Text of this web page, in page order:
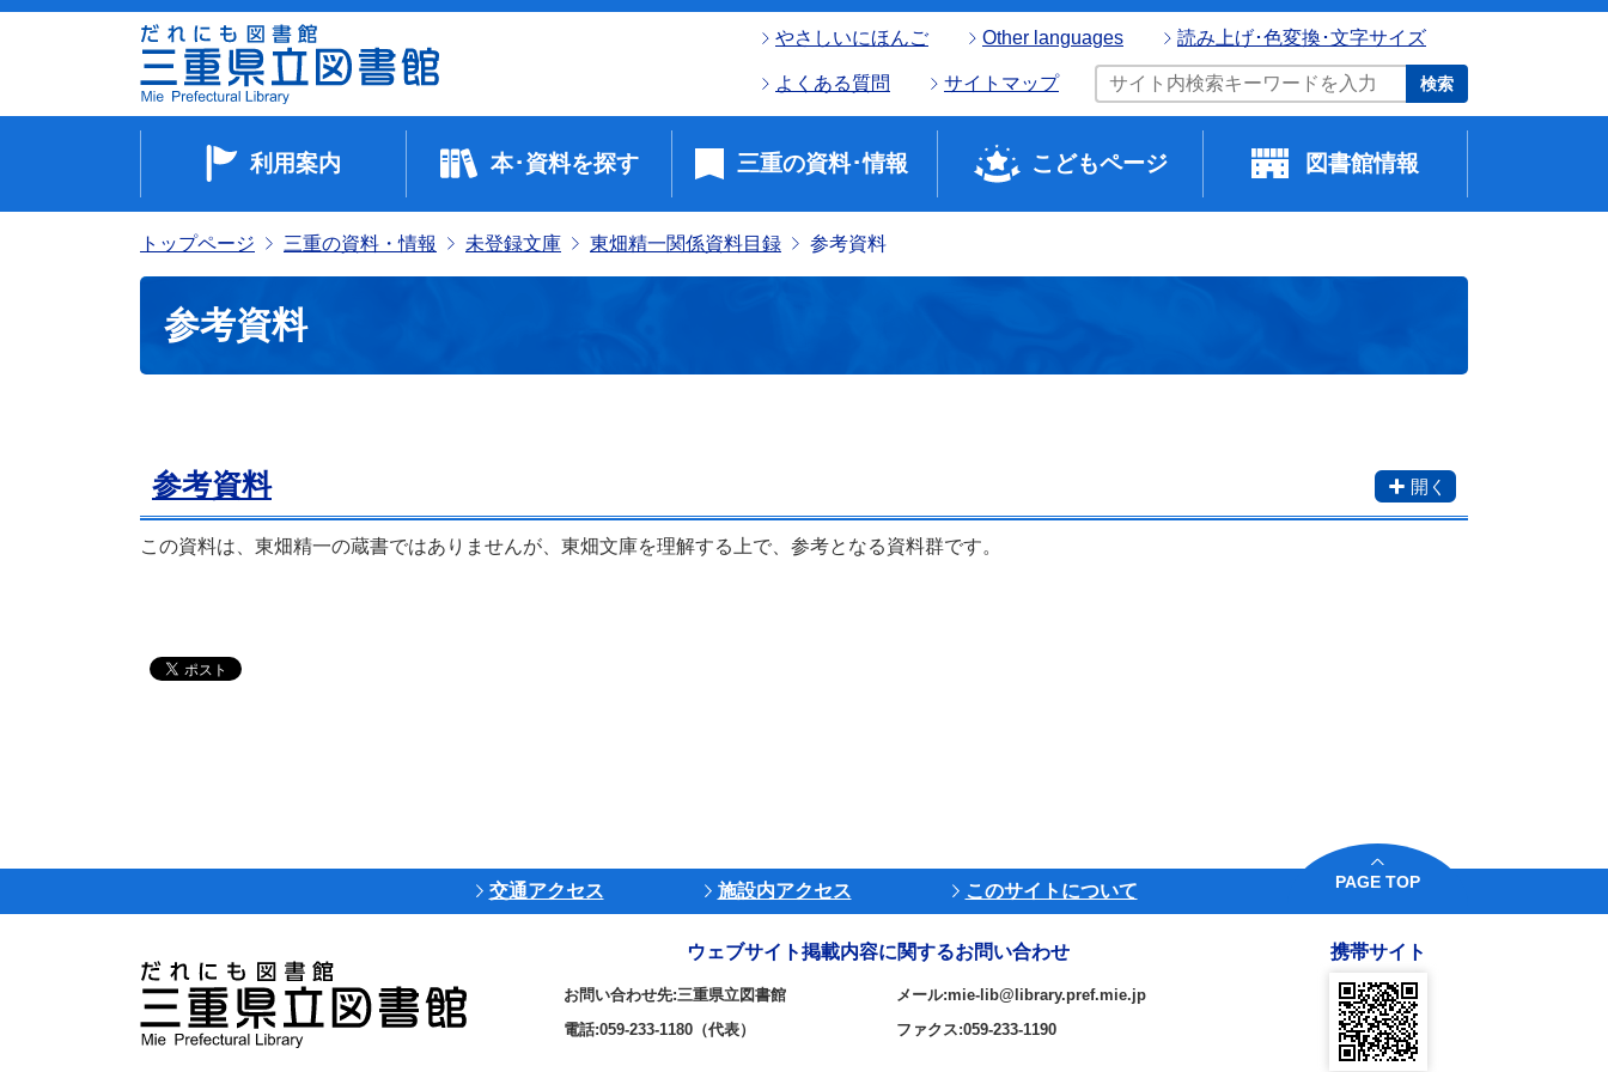
やさしいにほんご Other languages 読み上げ･色変換･文字サイズ
よくある質問 サイトマップ 検索
利用案内 本･資料を探す 三重の資料･情報 こどもページ 図書館情報
トップページ 三重の資料・情報 未登録文庫 東畑精一関係資料目録 参考資料
参考資料
参考資料
この資料は、東畑精一の蔵書ではありませんが、東畑文庫を理解する上で、参考となる資料群です。
PAGE TOP
交通アクセス 施設内アクセス このサイトについて
ウェブサイト掲載内容に関するお問い合わせ
お問い合わせ先:三重県立図書館
メール:mie-lib@library.pref.mie.jp
電話:059-233-1180（代表）
ファクス:059-233-1190
携帯サイト